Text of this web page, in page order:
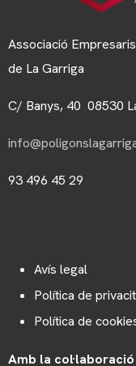
Associació
de La Garriga
C/ Banys, 40 08530
93 496 45 29
Avís legal
Política de
Política de
Amb la